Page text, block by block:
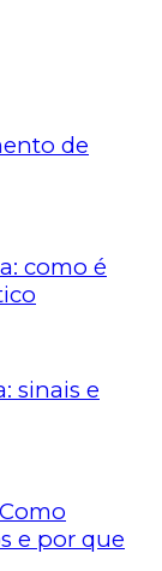
de
como é
sinais e
e por que